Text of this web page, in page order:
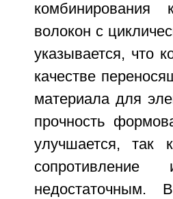
комбинирования
волокон с
указывается, что
качестве
материала для
прочность
улучшается, так
недостаточным.